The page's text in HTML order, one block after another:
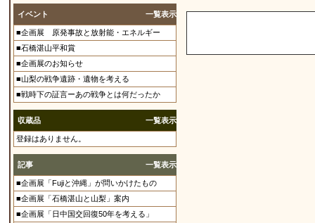
イベント 一覧表示
■企画展 原発事故と放射能・エネルギー
■石橋湛山平和賞
■企画展のお知らせ
■山梨の戦争遺跡・遺物を考える
■戦時下の証言ーあの戦争とは何だったか
収蔵品 一覧表示
登録はありません。
記事 一覧表示
■企画展「Fujiと沖縄」が問いかけたもの
■企画展「石橋湛山と山梨」案内
■企画展「日中国交回復50年を考える」